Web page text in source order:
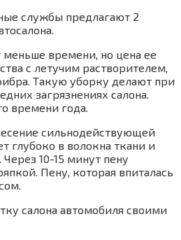
службы предлагают 2
меньше времени, но цена ее
с летучим растворителем,
Такую уборку делают при
загрязнениях салона.
времени года.
сильнодействующей
глубоко в волокна ткани и
Через 10-15 минут пену
Пену, которая впиталась